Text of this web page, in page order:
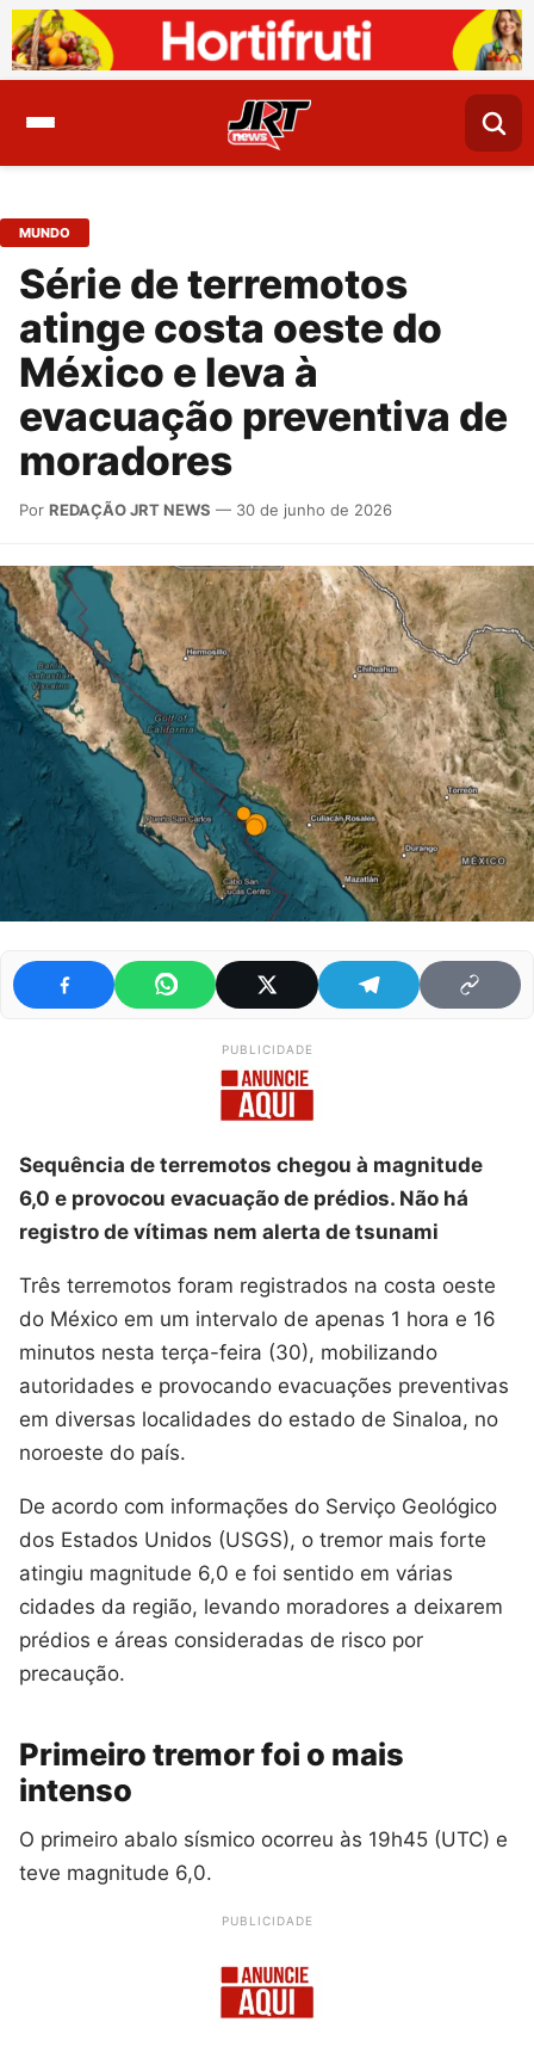
MUNDO
Série de terremotos
atinge costa oeste do
México e leva à
evacuação preventiva de
moradores
Por REDAÇÃO JRT NEWS — 30 de junho de 2026
PUBLICIDADE
Sequência de terremotos chegou à magnitude
6,0 e provocou evacuação de prédios. Não há
registro de vítimas nem alerta de tsunami
Três terremotos foram registrados na costa oeste
do México em um intervalo de apenas 1 hora e 16
minutos nesta terça-feira (30), mobilizando
autoridades e provocando evacuações preventivas
em diversas localidades do estado de Sinaloa, no
noroeste do país.
De acordo com informações do Serviço Geológico
dos Estados Unidos (USGS), o tremor mais forte
atingiu magnitude 6,0 e foi sentido em várias
cidades da região, levando moradores a deixarem
prédios e áreas consideradas de risco por
precaução.
Primeiro tremor foi o mais
intenso
O primeiro abalo sísmico ocorreu às 19h45 (UTC) e
teve magnitude 6,0.
PUBLICIDADE